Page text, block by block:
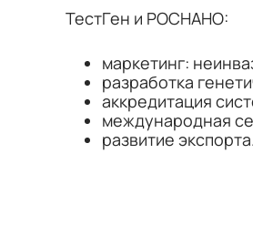
ТестГен и РОСНАНО:
маркетинг:
разработка
аккредитация
международная
развитие экспорта.